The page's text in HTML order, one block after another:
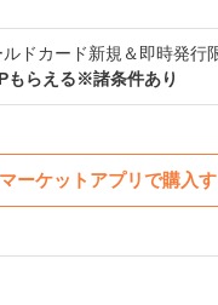
ルドカード新規＆即時発行
もらえる※諸条件あり
ーケットアプリで購入